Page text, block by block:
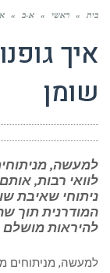
בית » ראשי » א-ב »
איך
שומן
למעשה,
לוואי רבות,
ניתוחי שאיבת
המודרנית תוך
להיראות מושלם
למעשה, מניתוחים